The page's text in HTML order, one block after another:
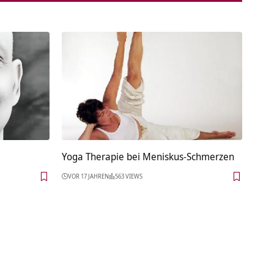
Yoga Therapie bei Meniskus-Schmerzen
VOR 17 JAHREN 563 VIEWS